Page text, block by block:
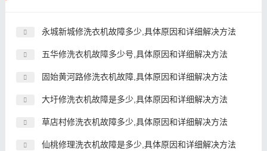
永城新城修洗衣机故障多少,具体原因和详细解决方法
五华修洗衣机故障多少号,具体原因和详细解决方法
固始黄河路修洗衣机故障,具体原因和详细解决方法
大圩修洗衣机故障是多少,具体原因和详细解决方法
草店村修洗衣机故障多少,具体原因和详细解决方法
仙桃修理洗衣机故障是多少,具体原因和详细解决方法